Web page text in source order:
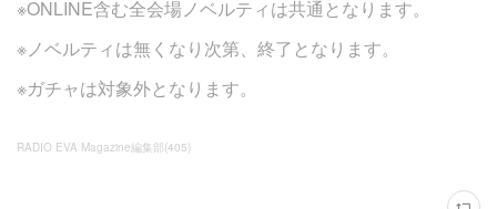
※ONLINE含む全会場ノベルティは共通となります。
※ノベルティは無くなり次第、終了となります。
※ガチャは対象外となります。
RADIO EVA Magazine編集部(405)